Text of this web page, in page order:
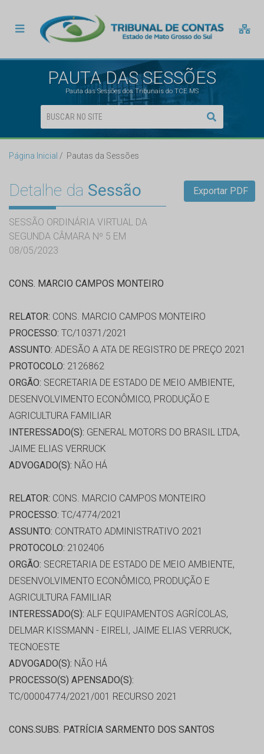
PAUTA DAS SESSÕES
Pauta das Sessões dos Tribunais do TCE MS
Página Inicial Pautas da Sessões
Detalhe da Sessão
SESSÃO ORDINÁRIA VIRTUAL DA
SEGUNDA CÂMARA Nº 5 EM
08/05/2023
Exportar PDF
CONS. MARCIO CAMPOS MONTEIRO
RELATOR: CONS. MARCIO CAMPOS MONTEIRO
PROCESSO: TC/10371/2021
ASSUNTO: ADESÃO A ATA DE REGISTRO DE PREÇO 2021
PROTOCOLO: 2126862
ORGÃO: SECRETARIA DE ESTADO DE MEIO AMBIENTE,
DESENVOLVIMENTO ECONÔMICO, PRODUÇÃO E
AGRICULTURA FAMILIAR
INTERESSADO(S): GENERAL MOTORS DO BRASIL LTDA,
JAIME ELIAS VERRUCK
ADVOGADO(S): NÃO HÁ
RELATOR: CONS. MARCIO CAMPOS MONTEIRO
PROCESSO: TC/4774/2021
ASSUNTO: CONTRATO ADMINISTRATIVO 2021
PROTOCOLO: 2102406
ORGÃO: SECRETARIA DE ESTADO DE MEIO AMBIENTE,
DESENVOLVIMENTO ECONÔMICO, PRODUÇÃO E
AGRICULTURA FAMILIAR
INTERESSADO(S): ALF EQUIPAMENTOS AGRÍCOLAS,
DELMAR KISSMANN - EIRELI, JAIME ELIAS VERRUCK,
TECNOESTE
ADVOGADO(S): NÃO HÁ
PROCESSO(S) APENSADO(S):
TC/00004774/2021/001 RECURSO 2021
CONS.SUBS. PATRÍCIA SARMENTO DOS SANTOS